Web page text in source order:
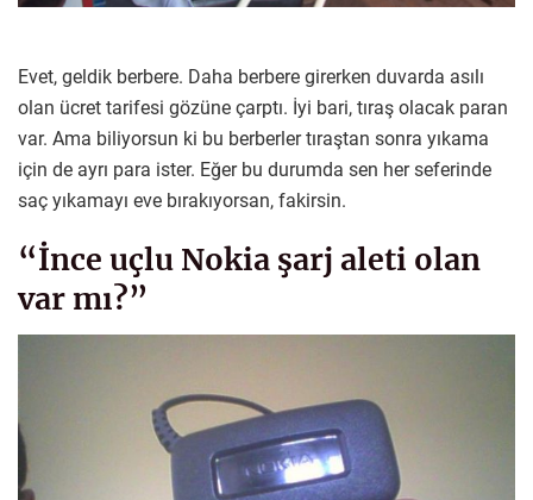
Evet, geldik berbere. Daha berbere girerken duvarda asılı
olan ücret tarifesi gözüne çarptı. İyi bari, tıraş olacak paran
var. Ama biliyorsun ki bu berberler tıraştan sonra yıkama
için de ayrı para ister. Eğer bu durumda sen her seferinde
saç yıkamayı eve bırakıyorsan, fakirsin.
“İnce uçlu Nokia şarj aleti olan
var mı?”